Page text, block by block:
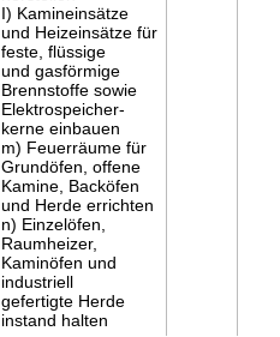
I) Kamineinsätze
und Heizeinsätze für
feste, flüssige
und gasförmige
Brennstoffe sowie
Elektrospeicher-
kerne einbauen
m) Feuerräume für
Grundöfen, offene
Kamine, Backöfen
und Herde errichten
n) Einzelöfen,
Raumheizer,
Kaminöfen und
industriell
gefertigte Herde
instand halten